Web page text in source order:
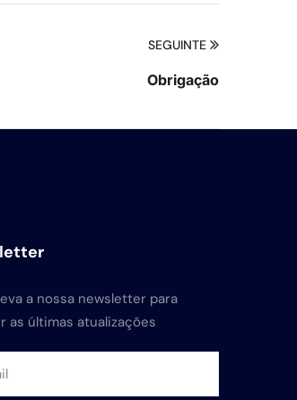
SEGUINTE
Obrigação
a nossa newsletter para
as últimas atualizações